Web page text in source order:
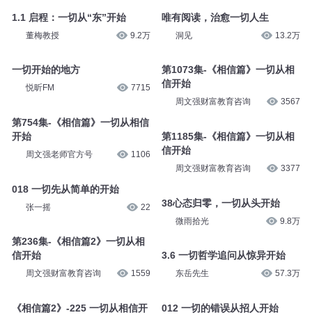
1.1 启程：一切从“东”开始
董梅教授 9.2万
一切开始的地方
悦昕FM 7715
第754集-《相信篇》一切从相信
开始
周文强老师官方号 1106
018 一切先从简单的开始
张一摇 22
第236集-《相信篇2》一切从相
信开始
周文强财富教育咨询 1559
《相信篇2》-225 一切从相信开
唯有阅读，治愈一切人生
洞见 13.2万
第1073集-《相信篇》一切从相
信开始
周文强财富教育咨询 3567
第1185集-《相信篇》一切从相
信开始
周文强财富教育咨询 3377
38心态归零，一切从头开始
微雨拾光 9.8万
3.6 一切哲学追问从惊异开始
东岳先生 57.3万
012 一切的错误从招人开始